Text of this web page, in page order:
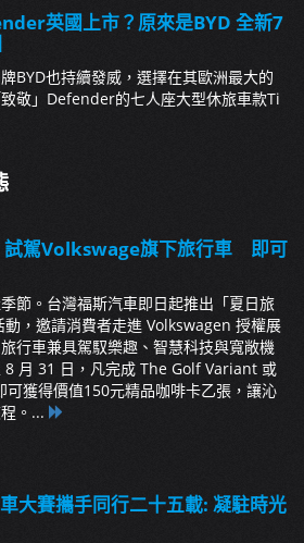
英國上市？原來是BYD 全新7
BYD也持續發威，選擇在其歐洲最大的
敬」Defender的七人座大型休旅車款Ti
駕Volkswage旗下旅行車 即可
節。台灣福斯汽車即日起推出「夏日旅
，邀請消費者走進 Volkswagen 授權展
行車兼具駕馭樂趣、智慧科技與寬敞機
8 月 31 日，凡完成 The Golf Variant 或
獲得價值150元精品咖啡卡乙張，讓沁
。...
大賽攜手同行二十五載: 凝駐時光